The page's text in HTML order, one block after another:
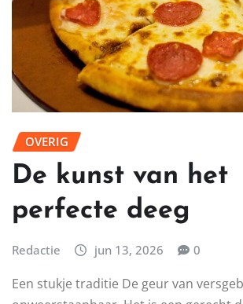
OVERIG
De kunst van het
perfecte deeg
Redactie jun 13, 2026 0
Een stukje traditie De geur van